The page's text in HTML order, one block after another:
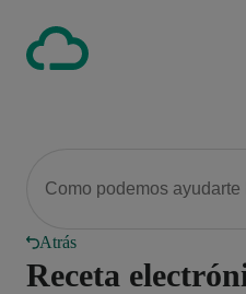
Atrás
Receta